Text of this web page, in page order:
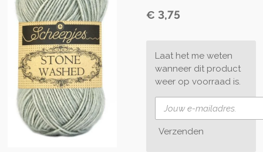
€ 3,75
Laat het me weten
wanneer dit product
weer op voorraad is.
Verzenden